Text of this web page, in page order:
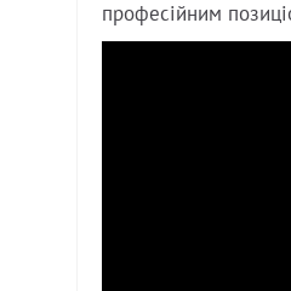
професійним